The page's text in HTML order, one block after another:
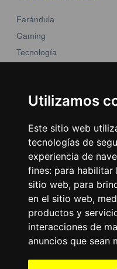
Utilizamos
Este sitio web
tecnologías de
experiencia de
fines: para habilitar
sitio web, para
en el sitio web,
productos y
interacciones de
anuncios que sean
Farándula
Gaming
Tecnología
Noticias
Encuéntranos
Contacto
Términos y condiciones
Directorio